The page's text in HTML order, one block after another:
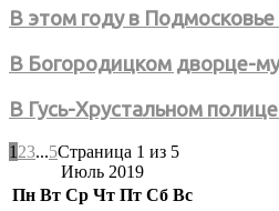
В этом году в
В Богородицком дворце-
В Гусь-Хрустальном
123...5Страница 1 из 5
Июль 2019
Пн Вт Ср Чт Пт Сб Вс